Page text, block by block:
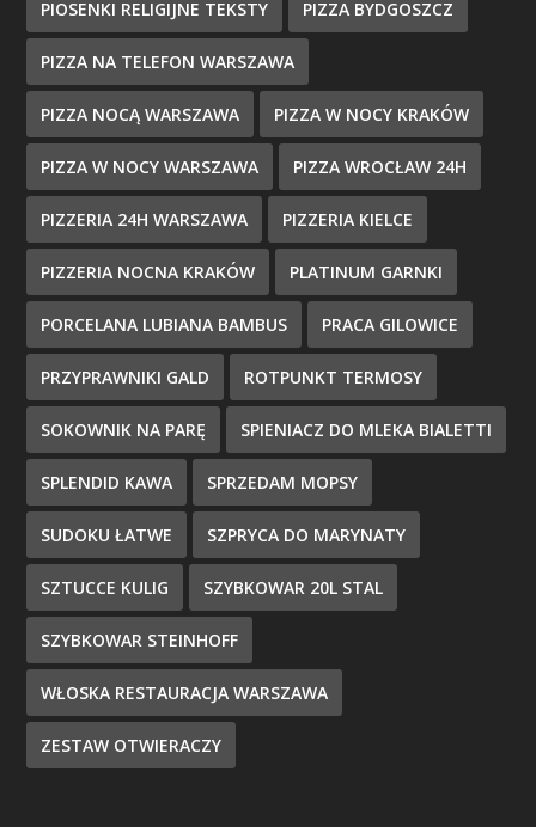
PIOSENKI RELIGIJNE TEKSTY PIZZA BYDGOSZCZ
PIZZA NA TELEFON WARSZAWA
PIZZA NOCĄ WARSZAWA PIZZA W NOCY KRAKÓW
PIZZA W NOCY WARSZAWA PIZZA WROCŁAW 24H
PIZZERIA 24H WARSZAWA PIZZERIA KIELCE
PIZZERIA NOCNA KRAKÓW PLATINUM GARNKI
PORCELANA LUBIANA BAMBUS PRACA GILOWICE
PRZYPRAWNIKI GALD ROTPUNKT TERMOSY
SOKOWNIK NA PARĘ SPIENIACZ DO MLEKA BIALETTI
SPLENDID KAWA SPRZEDAM MOPSY
SUDOKU ŁATWE SZPRYCA DO MARYNATY
SZTUCCE KULIG SZYBKOWAR 20L STAL
SZYBKOWAR STEINHOFF
WŁOSKA RESTAURACJA WARSZAWA
ZESTAW OTWIERACZY